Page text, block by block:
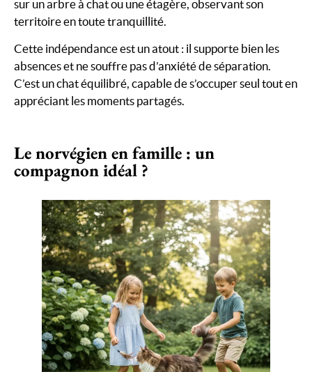
sur un arbre à chat ou une étagère, observant son
territoire en toute tranquillité.
Cette indépendance est un atout : il supporte bien les
absences et ne souffre pas d’anxiété de séparation.
C’est un chat équilibré, capable de s’occuper seul tout en
appréciant les moments partagés.
Le norvégien en famille : un
compagnon idéal ?